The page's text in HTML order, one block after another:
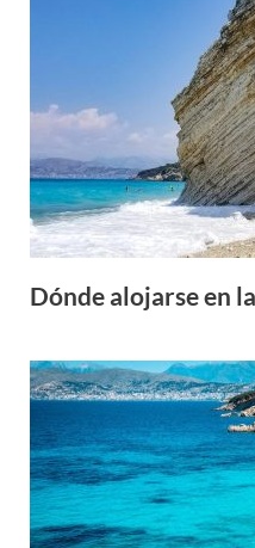
Dónde alojarse en